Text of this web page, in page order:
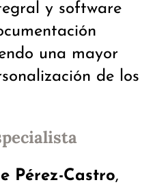
y software
una mayor
de los
Pérez-Castro,